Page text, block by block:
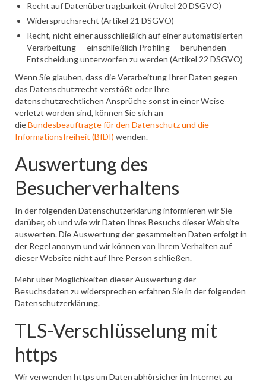
Recht auf Datenübertragbarkeit (Artikel 20 DSGVO)
Widerspruchsrecht (Artikel 21 DSGVO)
Recht, nicht einer ausschließlich auf einer automatisierten
Verarbeitung — einschließlich Profiling — beruhenden
Entscheidung unterworfen zu werden (Artikel 22 DSGVO)
Wenn Sie glauben, dass die Verarbeitung Ihrer Daten gegen
das Datenschutzrecht verstößt oder Ihre
datenschutzrechtlichen Ansprüche sonst in einer Weise
verletzt worden sind, können Sie sich an
dieBundesbeauftragte für den Datenschutz und die
Informationsfreiheit (BfDI) wenden.
Auswertung des
Besucherverhaltens
In der folgenden Datenschutzerklärung informieren wir Sie
darüber, ob und wie wir Daten Ihres Besuchs dieser Website
auswerten. Die Auswertung der gesammelten Daten erfolgt in
der Regel anonym und wir können von Ihrem Verhalten auf
dieser Website nicht auf Ihre Person schließen.
Mehr über Möglichkeiten dieser Auswertung der
Besuchsdaten zu widersprechen erfahren Sie in der folgenden
Datenschutzerklärung.
TLS-Verschlüsselung mit
https
Wir verwenden https um Daten abhörsicher im Internet zu